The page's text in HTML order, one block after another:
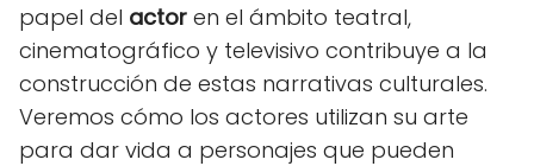
papel del actor en el ámbito teatral,
cinematográfico y televisivo contribuye a la
construcción de estas narrativas culturales.
Veremos cómo los actores utilizan su arte
para dar vida a personajes que pueden